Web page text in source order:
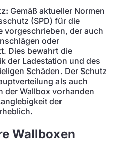
Gemäß aktueller Normen
(SPD) für die
vorgeschrieben, der auch
oder
Dies bewahrt die
der Ladestation und des
Schäden. Der Schutz
als auch
der Wallbox vorhanden
der
Wallboxen